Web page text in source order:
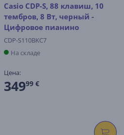
Casio CDP-S, 88 клавиш, 10
тембров, 8 Вт, черный -
Цифровое пианино
CDP-S110BKC7
На складе
Цена:
34999 €